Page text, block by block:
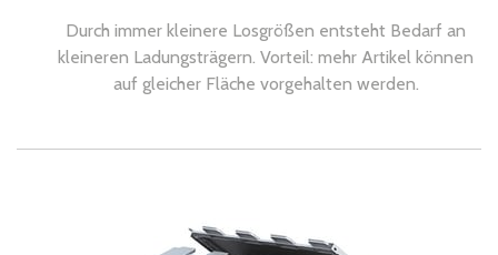
Durch immer kleinere Losgrößen entsteht Bedarf an
kleineren Ladungsträgern. Vorteil: mehr Artikel können
auf gleicher Fläche vorgehalten werden.